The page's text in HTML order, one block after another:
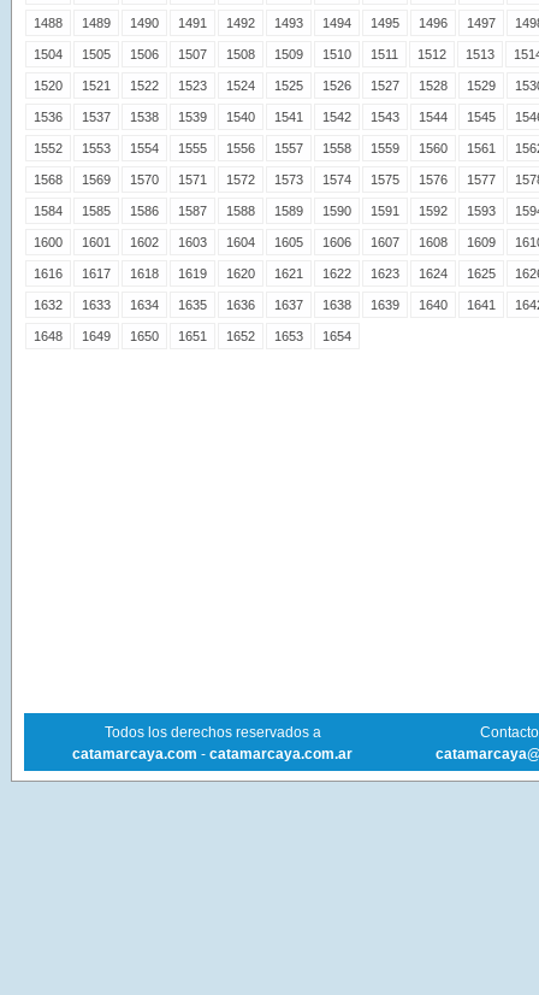
1488 1489 1490 1491 1492 1493 1494 1495 1496 1497
1504 1505 1506 1507 1508 1509 1510 1511 1512 1513
1520 1521 1522 1523 1524 1525 1526 1527 1528 1529
1536 1537 1538 1539 1540 1541 1542 1543 1544 1545
1552 1553 1554 1555 1556 1557 1558 1559 1560 1561
1568 1569 1570 1571 1572 1573 1574 1575 1576 1577
1584 1585 1586 1587 1588 1589 1590 1591 1592 1593
1600 1601 1602 1603 1604 1605 1606 1607 1608 1609
1616 1617 1618 1619 1620 1621 1622 1623 1624 1625
1632 1633 1634 1635 1636 1637 1638 1639 1640 1641
1648 1649 1650 1651 1652 1653 1654
Todos los derechos reservados a
catamarcaya.com - catamarcaya.com.ar